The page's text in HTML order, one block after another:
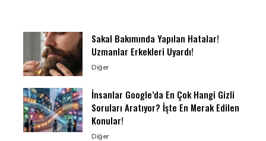
Sakal Bakımında Yapılan Hatalar!
Uzmanlar Erkekleri Uyardı!
Diğer
İnsanlar Google’da En Çok Hangi Gizli
Soruları Aratıyor? İşte En Merak Edilen
Konular!
Diğer